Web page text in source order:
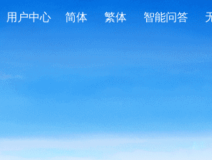
用户中心 简体 繁体 智能问答